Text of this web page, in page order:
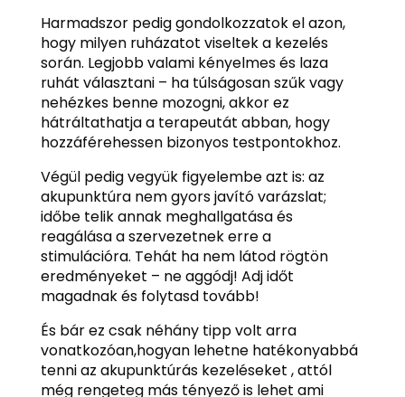
Harmadszor pedig gondolkozzatok el azon,
hogy milyen ruházatot viseltek a kezelés
során. Legjobb valami kényelmes és laza
ruhát választani – ha túlságosan szűk vagy
nehézkes benne mozogni, akkor ez
hátráltathatja a terapeutát abban, hogy
hozzáférehessen bizonyos testpontokhoz.
Végül pedig vegyük figyelembe azt is: az
akupunktúra nem gyors javító varázslat;
időbe telik annak meghallgatása és
reagálása a szervezetnek erre a
stimulációra. Tehát ha nem látod rögtön
eredményeket – ne aggódj! Adj időt
magadnak és folytasd tovább!
És bár ez csak néhány tipp volt arra
vonatkozóan,hogyan lehetne hatékonyabbá
tenni az akupunktúrás kezeléseket , attól
még rengeteg más tényező is lehet ami